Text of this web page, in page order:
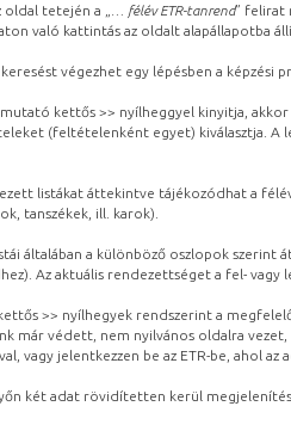
tetején a „ … félév ETR-tanrend” felirat
való kattintás az oldalt alapállapotba
végezhet egy lépésben a képzési
kettős >> nyílheggyel kinyitja,
(feltételenként egyet) kiválasztja. A
listákat áttekintve tájékozódhat a
tanszékek, ill. karok).
általában a különböző oszlopok
Az aktuális rendezettséget a fel-
>> nyílhegyek rendszerint a
már védett, nem nyilvános oldalra
vagy jelentkezzen be az ETR-be, ahol
két adat rövidítetten kerül